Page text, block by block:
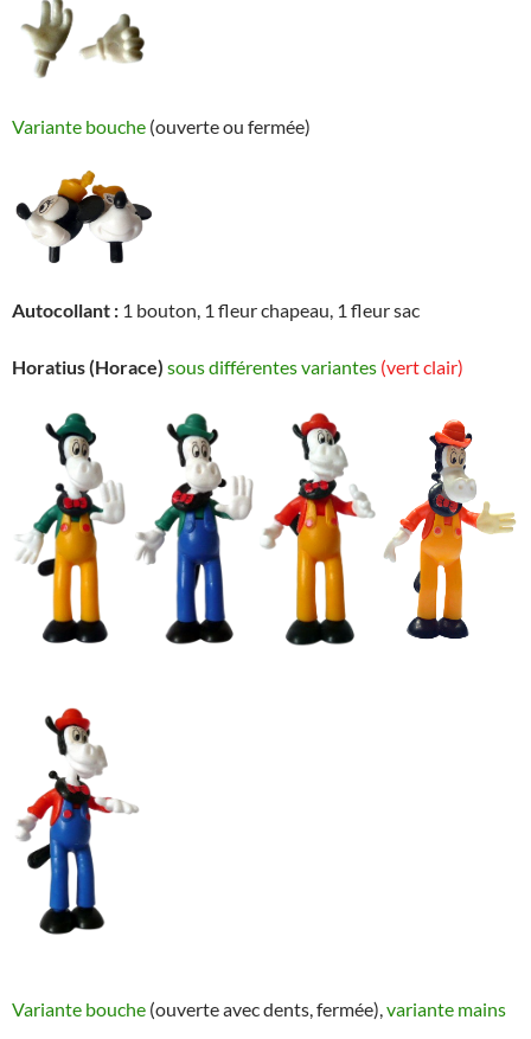
Variante bouche (ouverte ou fermée)
Autocollant : 1 bouton, 1 fleur chapeau, 1 fleur sac
Horatius (Horace) sous différentes variantes (vert clair)
Variante bouche (ouverte avec dents, fermée),variante mains